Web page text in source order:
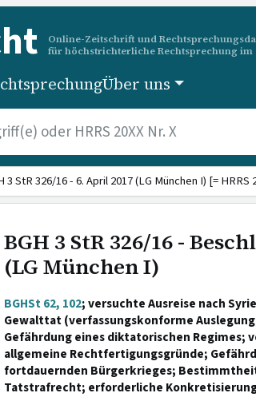
Online-Zeitschrift und
für höchstrichterliche Rechtsprechung im
Über uns
3 StR 326/16 - 6. April 2017 (LG München I) [= HRRS
BGH 3 StR 326/16 -
(LG München I)
BGHSt 62, 102; versuchte Ausreise nach
Gewalttat (verfassungskonforme
Gefährdung eines diktatorischen
allgemeine Rechtfertigungsgründe;
fortdauernden Bürgerkrieges;
Tatstrafrecht; erforderliche